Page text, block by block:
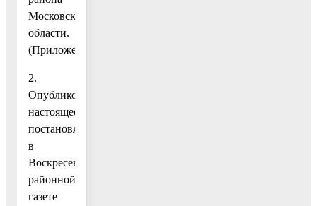
Московской
области.
(Приложение.)
2.
Опубликовать
настоящее
постановление
в
Воскресенской
районной
газете